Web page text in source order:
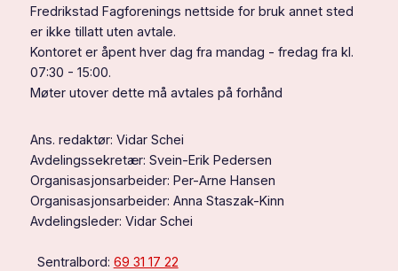
Fredrikstad Fagforenings nettside for bruk annet sted
er ikke tillatt uten avtale.
Kontoret er åpent hver dag fra mandag - fredag fra kl.
07:30 - 15:00.
Møter utover dette må avtales på forhånd
Ans. redaktør: Vidar Schei
Avdelingssekretær: Svein-Erik Pedersen
Organisasjonsarbeider: Per-Arne Hansen
Organisasjonsarbeider: Anna Staszak-Kinn
Avdelingsleder: Vidar Schei
Sentralbord: 69 31 17 22